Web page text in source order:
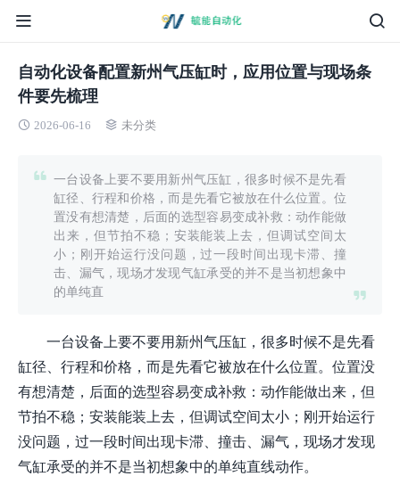
自动化设备配置新州气压缸时，应用位置与现场条
件要先梳理
2026-06-16 未分类
一台设备上要不要用新州气压缸，很多时候不是先看
缸径、行程和价格，而是先看它被放在什么位置。位
置没有想清楚，后面的选型容易变成补救：动作能做
出来，但节拍不稳；安装能装上去，但调试空间太
小；刚开始运行没问题，过一段时间出现卡滞、撞
击、漏气，现场才发现气缸承受的并不是当初想象中
的单纯直
一台设备上要不要用新州气压缸，很多时候不是先看
缸径、行程和价格，而是先看它被放在什么位置。位置没
有想清楚，后面的选型容易变成补救：动作能做出来，但
节拍不稳；安装能装上去，但调试空间太小；刚开始运行
没问题，过一段时间出现卡滞、撞击、漏气，现场才发现
气缸承受的并不是当初想象中的单纯直线动作。